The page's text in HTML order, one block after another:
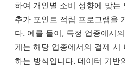
하여 개인별 소비 성향에 맞는
추가 포인트 적립 프로그램을
다. 예를 들어, 특정 업종에서
게는 해당 업종에서의 결제 시
하는 방식입니다. 데이터 기반